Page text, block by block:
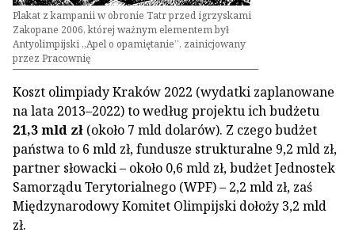
Plakat z kampanii w obronie Tatr przed igrzyskami
Zakopane 2006, której ważnym elementem był
Antyolimpijski „Apel o opamiętanie”, zainicjowany
przez Pracownię
Koszt olimpiady Kraków 2022 (wydatki zaplanowane
na lata 2013–2022) to według projektu ich budżetu
21,3 mld zł (około 7 mld dolarów). Z czego budżet
państwa to 6 mld zł, fundusze strukturalne 9,2 mld zł,
partner słowacki – około 0,6 mld zł, budżet Jednostek
Samorządu Terytorialnego (WPF) – 2,2 mld zł, zaś
Międzynarodowy Komitet Olimpijski dołoży 3,2 mld
zł.